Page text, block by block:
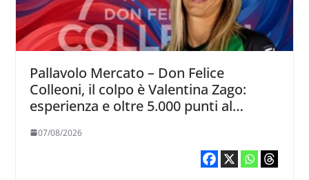
Pallavolo Mercato – Don Felice
Colleoni, il colpo è Valentina Zago:
esperienza e oltre 5.000 punti al
07/08/2026